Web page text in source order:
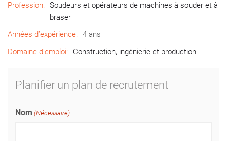
Profession:
Soudeurs et opérateurs de machines à souder et à
braser
Années d’expérience:
4 ans
Domaine d’emploi:
Construction, ingénierie et production
Planifier un plan de recrutement
Nom (Nécessaire)